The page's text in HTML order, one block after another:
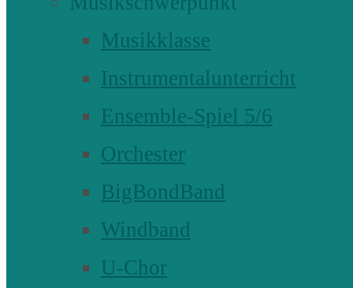
Musikklasse
Instrumentalunterricht
Ensemble-Spiel 5/6
Orchester
BigBondBand
Windband
U-Chor